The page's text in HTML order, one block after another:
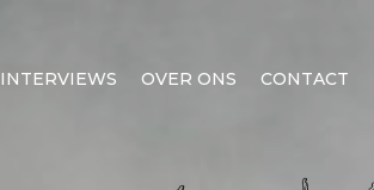
INTERVIEWS OVER ONS CONTACT